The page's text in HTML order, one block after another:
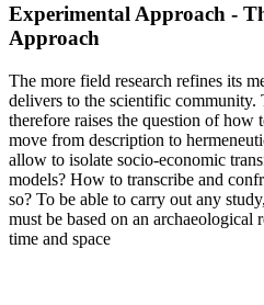
Experimental Approach -
Approach
The more field research refines its
delivers to the scientific community.
therefore raises the question of
move from description to
allow to isolate socio-economic
models? How to transcribe and
so? To be able to carry out any
must be based on an
time and space